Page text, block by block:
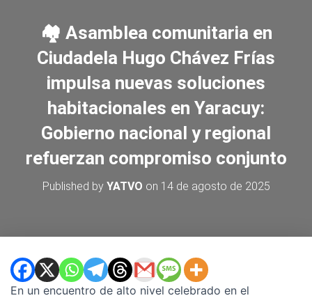
🏘️ Asamblea comunitaria en
Ciudadela Hugo Chávez Frías
impulsa nuevas soluciones
habitacionales en Yaracuy:
Gobierno nacional y regional
refuerzan compromiso conjunto
Published by YATVO on 14 de agosto de 2025
En un encuentro de alto nivel celebrado en el